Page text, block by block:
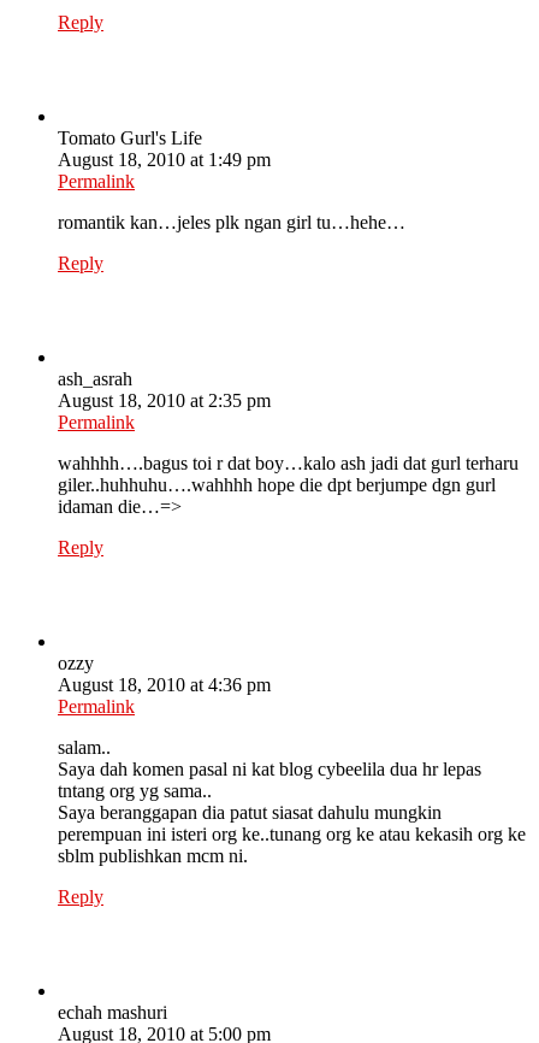
Reply
Tomato Gurl's Life
August 18, 2010 at 1:49 pm
Permalink
romantik kan…jeles plk ngan girl tu…hehe…
Reply
ash_asrah
August 18, 2010 at 2:35 pm
Permalink
wahhhh….bagus toi r dat boy…kalo ash jadi dat gurl terharu
giler..huhhuhu….wahhhh hope die dpt berjumpe dgn gurl
idaman die…=>
Reply
ozzy
August 18, 2010 at 4:36 pm
Permalink
salam..
Saya dah komen pasal ni kat blog cybeelila dua hr lepas
tntang org yg sama..
Saya beranggapan dia patut siasat dahulu mungkin
perempuan ini isteri org ke..tunang org ke atau kekasih org ke
sblm publishkan mcm ni.
Reply
echah mashuri
August 18, 2010 at 5:00 pm